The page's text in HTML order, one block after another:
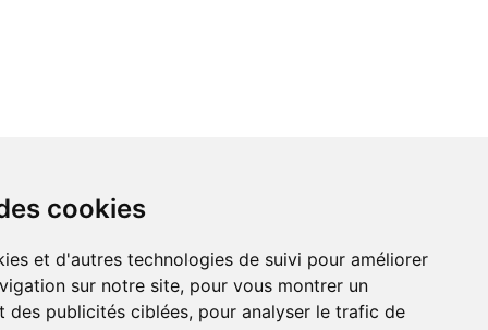
cookies
et d'autres technologies de suivi pour améliorer
sur notre site, pour vous montrer un
des publicités ciblées, pour analyser le trafic de